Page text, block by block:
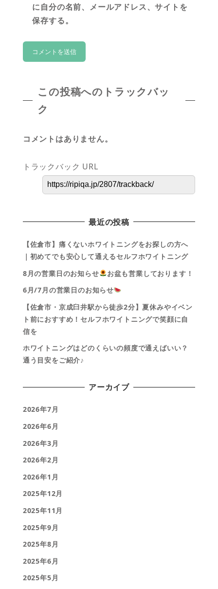
に自分の名前、メールアドレス、サイトを
保存する。
この投稿へのトラックバッ
ク
コメントはありません。
トラックバック URL
最近の投稿
【佐倉市】痛くないホワイトニングをお探しの方へ
｜初めてでも安心して通えるセルフホワイトニング
8月の営業日のお知らせ
お盆も営業しております！
6月/7月の営業日のお知らせ
【佐倉市・京成臼井駅から徒歩2分】夏休みやイベン
ト前におすすめ！セルフホワイトニングで笑顔に自
信を
ホワイトニングはどのくらいの頻度で通えばいい？
通う目安をご紹介♪
アーカイブ
2026年7月
2026年6月
2026年3月
2026年2月
2026年1月
2025年12月
2025年11月
2025年9月
2025年8月
2025年6月
2025年5月